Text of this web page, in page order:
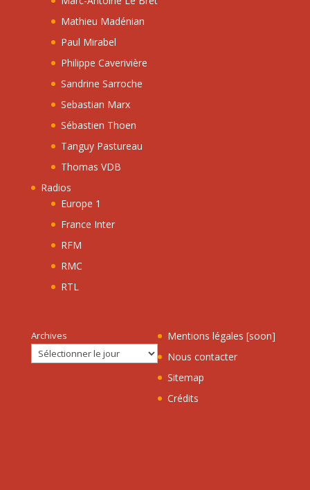
Mathieu Madénian
Paul Mirabel
Philippe Caverivière
Sandrine Sarroche
Sebastian Marx
Sébastien Thoen
Tanguy Pastureau
Thomas VDB
Radios
Europe 1
France Inter
RFM
RMC
RTL
Archives
Mentions légales [soon]
Nous contacter
Sitemap
Crédits